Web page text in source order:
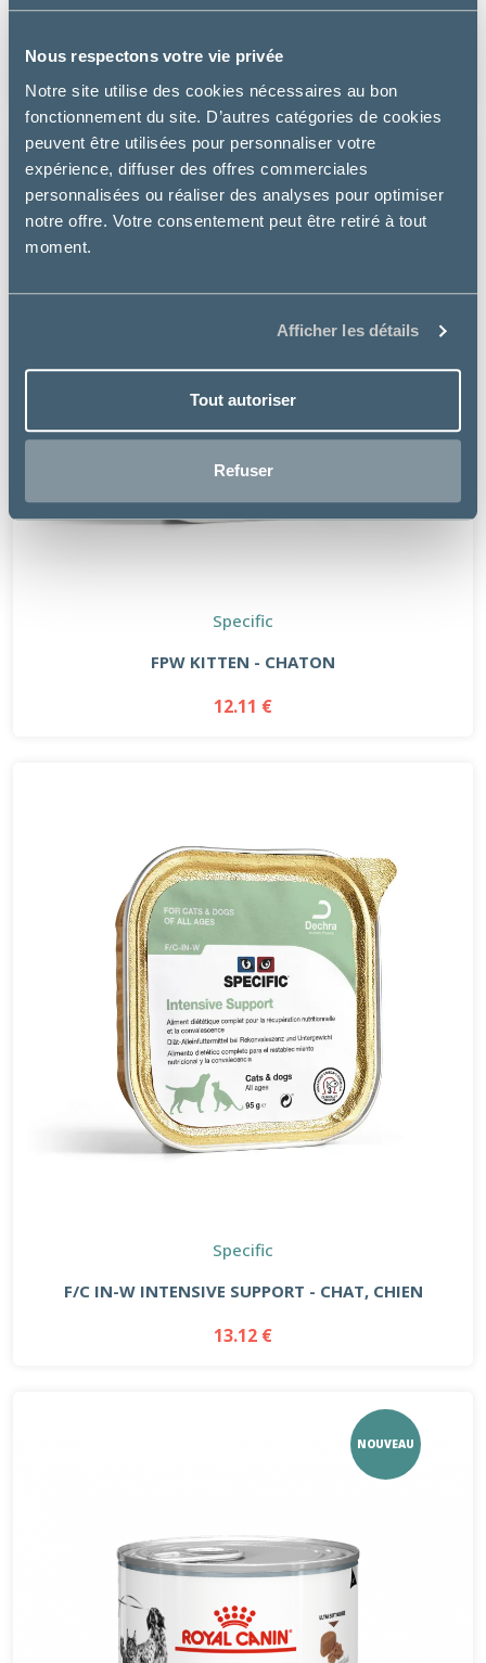
Nous respectons votre vie privée
Notre site utilise des cookies nécessaires au bon
fonctionnement du site. D’autres catégories de cookies
peuvent être utilisées pour personnaliser votre
expérience, diffuser des offres commerciales
personnalisées ou réaliser des analyses pour optimiser
notre offre. Votre consentement peut être retiré à tout
moment.
Afficher les détails
Tout autoriser
Refuser
Specific
FPW KITTEN - CHATON
12.11 €
Specific
F/C IN-W INTENSIVE SUPPORT - CHAT, CHIEN
13.12 €
NOUVEAU